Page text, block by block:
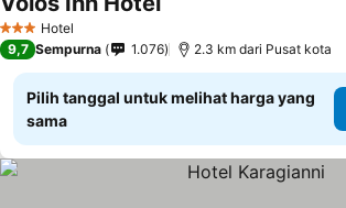
3 BintangHotel
9,7 Sempurna 1.076 2.3 km dari Pusat kota
Pilih tanggal untuk melihat harga yang
sama